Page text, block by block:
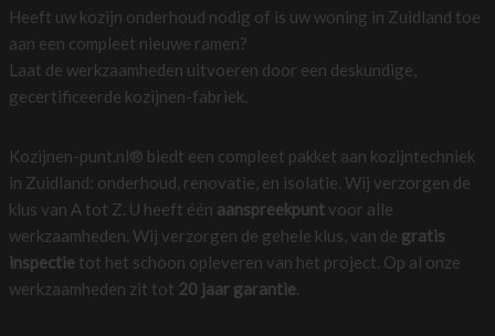
Heeft uw kozijn onderhoud nodig of is uw woning in Zuidland toe
aan een compleet nieuwe ramen?
Laat de werkzaamheden uitvoeren door een deskundige,
gecertificeerde kozijnen-fabriek.
Kozijnen-punt.nl® biedt een compleet pakket aan kozijntechniek
in Zuidland: onderhoud, renovatie, en isolatie. Wij verzorgen de
klus van A tot Z. U heeft één aanspreekpuntvoor alle
werkzaamheden. Wij verzorgen de gehele klus, van de gratis
inspectietot het schoon opleveren van het project. Op al onze
werkzaamheden zit tot 20 jaar garantie.